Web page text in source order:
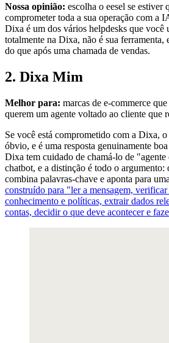
Nossa opinião: escolha o eesel se estiver
comprometer toda a sua operação com a
Dixa é um dos vários helpdesks que você
totalmente na Dixa, não é sua ferramenta,
do que após uma chamada de vendas.
2. Dixa Mim
Melhor para: marcas de e-commerce
querem um agente voltado ao cliente que
Se você está comprometido com a Dixa,
óbvio, e é uma resposta genuinamente
Dixa tem cuidado de chamá-lo de
chatbot, e a distinção é todo o argumento:
combina palavras-chave e aponta para
construído para "ler a mensagem, verificar
conhecimento e políticas, extrair dados
contas, decidir o que deve acontecer e